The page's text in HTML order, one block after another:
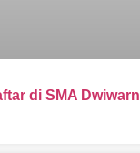
di SMA